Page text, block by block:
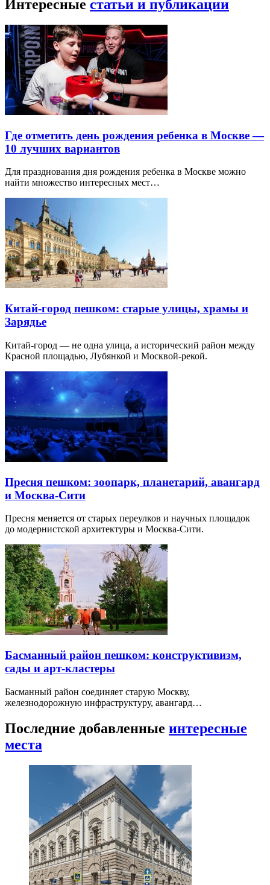
Интересные статьи и публикации
Где отметить день рождения ребенка в Москве —
10 лучших вариантов
Для празднования дня рождения ребенка в Москве можно
найти множество интересных мест…
Китай-город пешком: старые улицы, храмы и
Зарядье
Китай-город — не одна улица, а исторический район между
Красной площадью, Лубянкой и Москвой-рекой.
Пресня пешком: зоопарк, планетарий, авангард
и Москва-Сити
Пресня меняется от старых переулков и научных площадок
до модернистской архитектуры и Москва-Сити.
Басманный район пешком: конструктивизм,
сады и арт-кластеры
Басманный район соединяет старую Москву,
железнодорожную инфраструктуру, авангард…
Последние добавленные интересные
места